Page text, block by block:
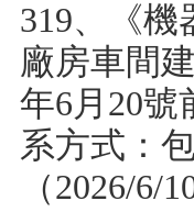
319、《機
廠房車間
年6月20號
系方式：
（2026/6/